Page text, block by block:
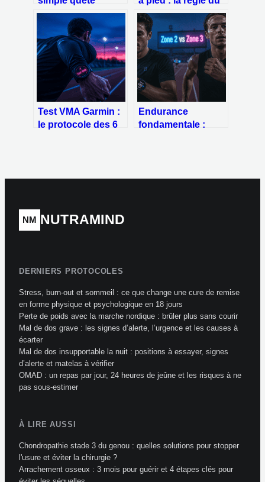
esthétique ou
discipline sportive
à part entière ?
1 kcal/kg/km pour
évaluer vos
dépenses réelles
Test VMA Garmin :
le protocole des 6
Endurance
fondamentale :
s’épuiser
NM NUTRAMIND
DERNIERS PROTOCOLES
Stress, burn-out et sommeil : ce que change une cure de remise
en forme physique et psychologique en 18 jours
Perte de poids avec la marche nordique : brûler plus sans courir
Mal de dos grave : les signes d’alerte, l’urgence et les causes à
écarter
Mal de dos insupportable la nuit : positions à essayer, signes
d’alerte et matelas à vérifier
OMAD : un repas par jour, 24 heures de jeûne et les risques à ne
pas sous-estimer
À LIRE AUSSI
Chondropathie stade 3 du genou : quelles solutions pour stopper
l'usure et éviter la chirurgie ?
Arrachement osseux : 3 mois pour guérir et 4 étapes clés pour